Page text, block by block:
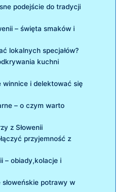
podejście do tradycji
– święta smaków i
lokalnych specjałów?
kuchni
winnice i delektować się
– o czym warto
z Słowenii
przyjemność z
– obiady,kolacje i
potrawy w